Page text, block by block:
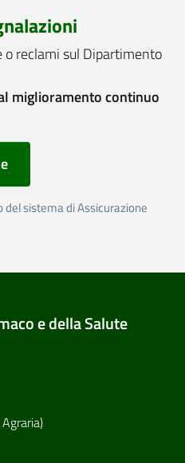
o reclami sul Dipartimento
miglioramento continuo
sistema di Assicurazione
e della Salute